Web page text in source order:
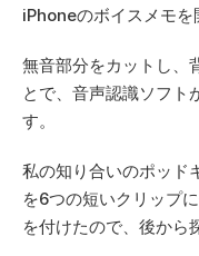
iPhoneのボイスメモを
無音部分をカットし、
とで、音声認識ソフト
す。
私の知り合いのポッド
を6つの短いクリップ
を付けたので、後から